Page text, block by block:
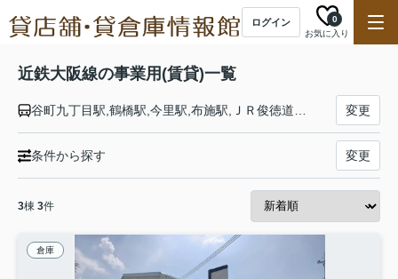
ログイン
お気に入り
0
近鉄大阪線の事業用(賃貸)一覧
変更
条件から探す 変更
3棟 3件
倉庫